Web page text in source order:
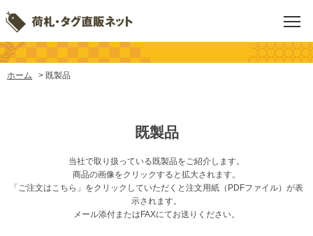
ホーム 既製品
既製品
当社で取り扱っている既製品をご紹介します。
商品の画像をクリックすると拡大されます。
「ご注文はこちら」をクリックしていただくと注文用紙（PDFファイル）が表
示されます。
メール添付またはFAXにてお送りください。